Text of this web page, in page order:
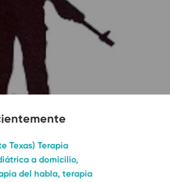
Texas) Terapia
a domicilio,
del habla, terapia